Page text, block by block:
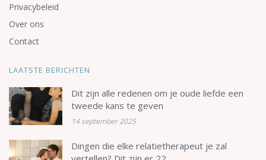
Privacybeleid
Over ons
Contact
LAATSTE BERICHTEN
Dit zijn alle redenen om je oude liefde een
tweede kans te geven
14 september 2025
Dingen die elke relatietherapeut je zal